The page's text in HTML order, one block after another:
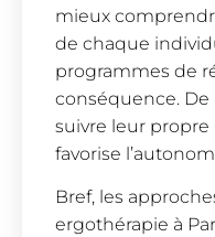
mieux
de chaque
programmes de
conséquence.
suivre leur propre
favorise
Bref, les
ergothérapie à